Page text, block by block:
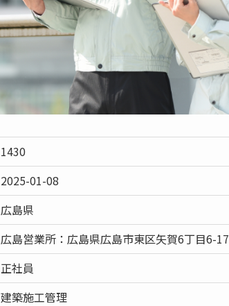
1430
2025-01-08
広島県
広島営業所：広島県広島市東区矢賀6丁目6-17
正社員
建築施工管理